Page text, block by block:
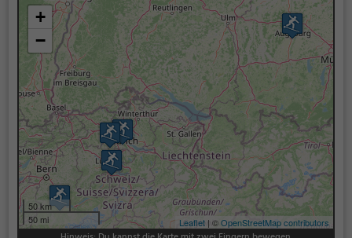
+
−
50 km
50 mi
Leaflet | ©OpenStreetMap contributors